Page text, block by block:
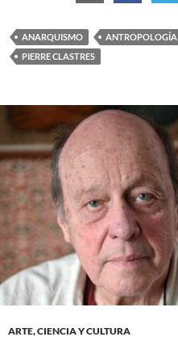
ANARQUISMO ANTROPOLOGÍA
PIERRE CLASTRES
ARTE, CIENCIA Y CULTURA